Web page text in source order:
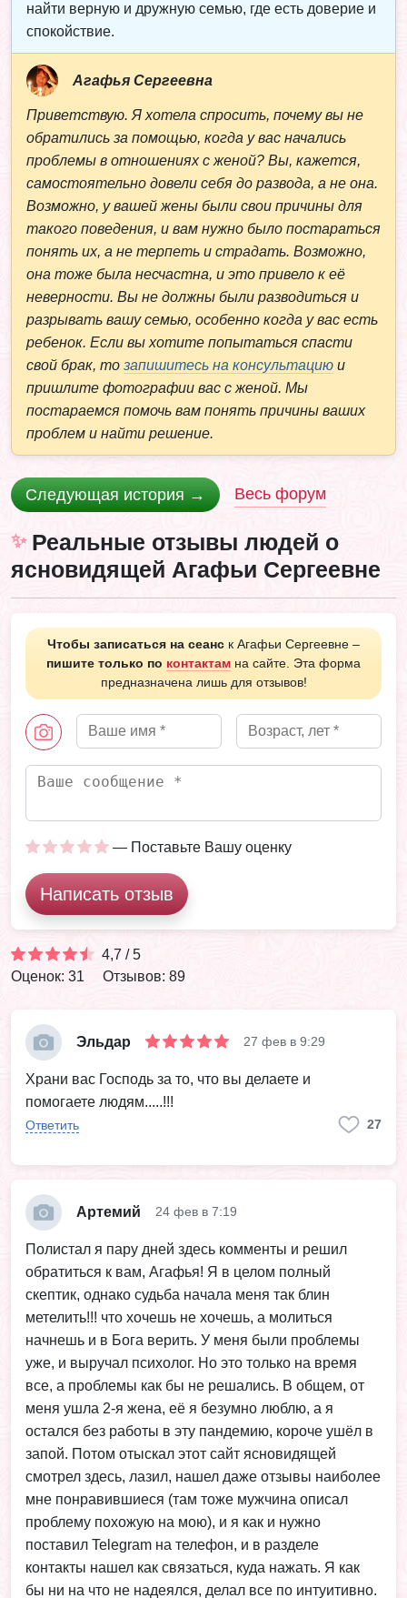
найти верную и дружную семью, где есть доверие и
спокойствие.
Агафья Сергеевна
Приветствую. Я хотела спросить, почему вы не
обратились за помощью, когда у вас начались
проблемы в отношениях с женой? Вы, кажется,
самостоятельно довели себя до развода, а не она.
Возможно, у вашей жены были свои причины для
такого поведения, и вам нужно было постараться
понять их, а не терпеть и страдать. Возможно,
она тоже была несчастна, и это привело к её
неверности. Вы не должны были разводиться и
разрывать вашу семью, особенно когда у вас есть
ребенок. Если вы хотите попытаться спасти
свой брак, то запишитесь на консультацию и
пришлите фотографии вас с женой. Мы
постараемся помочь вам понять причины ваших
проблем и найти решение.
Следующая история → Весь форум
Реальные отзывы людей о
ясновидящей Агафьи Сергеевне
Чтобы записаться на сеанс к Агафьи Сергеевне –
пишите только по контактам на сайте. Эта форма
предназначена лишь для отзывов!
— Поставьте Вашу оценку
Написать отзыв
4,7 / 5
Оценок: 31
Отзывов: 89
Эльдар 27 фев в 9:29
Храни вас Господь за то, что вы делаете и
помогаете людям.....!!!
Ответить 27
Артемий 24 фев в 7:19
Полистал я пару дней здесь комменты и решил
обратиться к вам, Агафья! Я в целом полный
скептик, однако судьба начала меня так блин
метелить!!! что хочешь не хочешь, а молиться
начнешь и в Бога верить. У меня были проблемы
уже, и выручал психолог. Но это только на время
все, а проблемы как бы не решались. В общем, от
меня ушла 2-я жена, её я безумно люблю, а я
остался без работы в эту пандемию, короче ушёл в
запой. Потом отыскал этот сайт ясновидящей
смотрел здесь, лазил, нашел даже отзывы наиболее
мне понравившиеся (там тоже мужчина описал
проблему похожую на мою), и я как и нужно
поставил Telegram на телефон, и в разделе
контакты нашел как связаться, куда нажать. Я как
бы ни на что не надеялся, делал все по интуитивно.